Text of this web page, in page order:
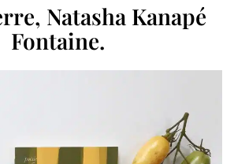
Natasha Kanapé
Fontaine.